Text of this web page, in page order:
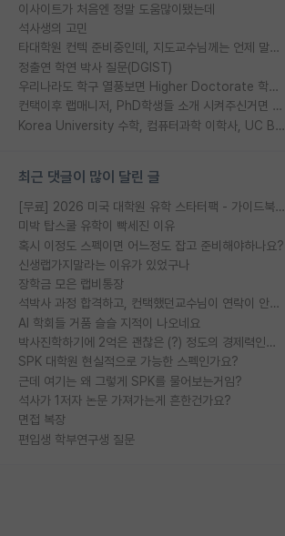
이사이트가 처음엔 정말 도움많이됐는데
석사생의 고민
타대학원 컨텍 준비중인데, 지도교수님께는 언제 말씀드려야 할까요?
정출연 학연 박사 질문(DGIST)
우리나라도 학구 열풍보면 Higher Doctorate 학위가 필요하다고 봅니다.
컨택이후 랩매니저, PhD학생들 소개 시켜주신거면 거의 컨펌에 가깝나요?
Korea University 수학, 컴퓨터과학 이학사, UC Berkeley 산업공학 대학원 공학박사가 되는 것은 쉽지 않겠죠?
최근 댓글이 많이 달린 글
[무료] 2026 미국 대학원 유학 스타터팩 - 가이드북 & 합격자 컨택메일 템플릿
미박 탑스쿨 유학이 빡세진 이유
혹시 이정도 스펙이면 어느정도 잡고 준비해야하나요?
신생랩가지말라는 이유가 있었구나
장학금 모은 랩비통장
석박사 과정 합격하고, 컨택했던교수님이 연락이 안됩니다...
AI 학회들 거품 슬슬 지적이 나오네요
박사진학하기에 2억은 괜찮은 (?) 정도의 경제력인가요
SPK 대학원 현실적으로 가능한 스펙인가요?
근데 여기는 왜 그렇게 SPK를 물어보는거임?
석사가 1저자 논문 가져가는게 흔한건가요?
면접 복장
편입생 학부연구생 질문